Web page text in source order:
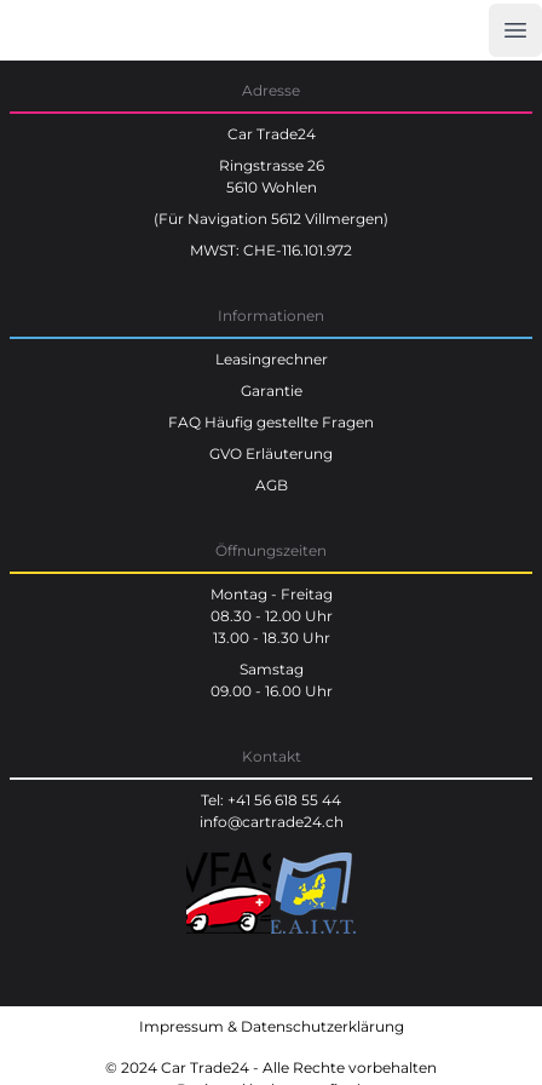
Adresse
Car Trade24
Ringstrasse 26
5610 Wohlen
(Für Navigation 5612 Villmergen)
MWST: CHE-116.101.972
Informationen
Leasingrechner
Garantie
FAQ Häufig gestellte Fragen
GVO Erläuterung
AGB
Öffnungszeiten
Montag - Freitag
08.30 - 12.00 Uhr
13.00 - 18.30 Uhr
Samstag
09.00 - 16.00 Uhr
Kontakt
Tel: +41 56 618 55 44
info@cartrade24.ch
Impressum & Datenschutzerklärung
© 2024 Car Trade24 - Alle Rechte vorbehalten